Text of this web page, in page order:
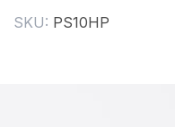
SKU: PS10HP